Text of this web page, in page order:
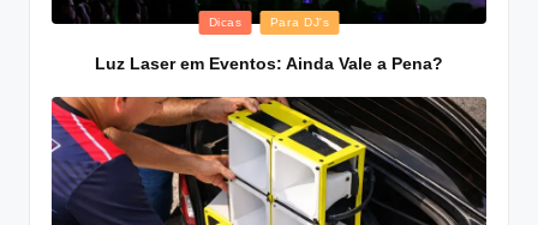
Posted
Dicas Para DJ's
Luz Laser em Eventos: Ainda Vale a Pena?